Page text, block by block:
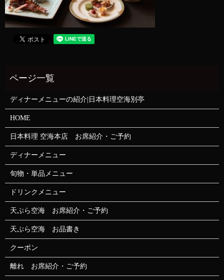
ディナーメニューの紹介|日本料理空海別亭
HOME
日本料理 空海本店 お席紹介・ご予約
ディナーメニュー
旬物・単品メニュー
ドリンクメニュー
天ぷら空海 お席紹介・ご予約
天ぷら空海 お品書き
クーポン
離れ お席紹介・ご予約